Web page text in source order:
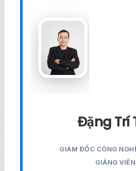
Đặng Trí
GIÁM ĐỐC CÔNG
GIẢNG